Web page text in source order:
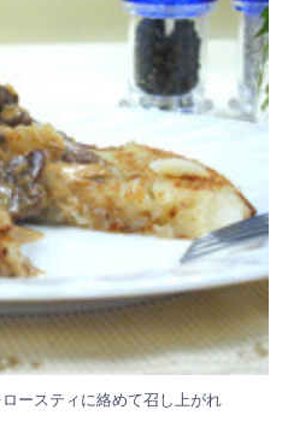
ースティに絡めて召し上がれ